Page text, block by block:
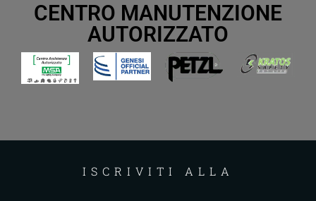
CENTRO MANUTENZIONE
AUTORIZZATO
ISCRIVITI ALLA